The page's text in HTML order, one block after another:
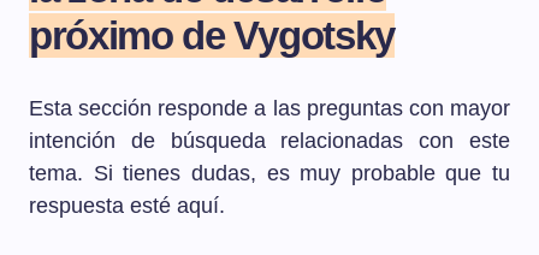
próximo de Vygotsky
Esta sección responde a las preguntas con mayor
intención de búsqueda relacionadas con este
tema. Si tienes dudas, es muy probable que tu
respuesta esté aquí.